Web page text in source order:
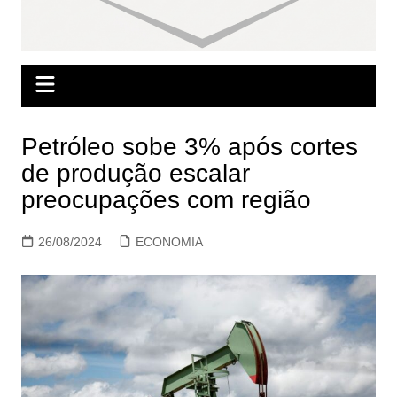
Petróleo sobe 3% após cortes
de produção escalar
preocupações com região
26/08/2024 ECONOMIA